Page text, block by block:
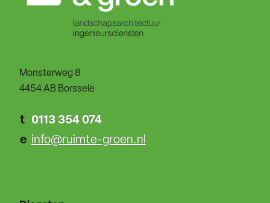
Monsterweg 8
4454 AB Borssele
t 0113 354 074
e info@ruimte-groen.nl